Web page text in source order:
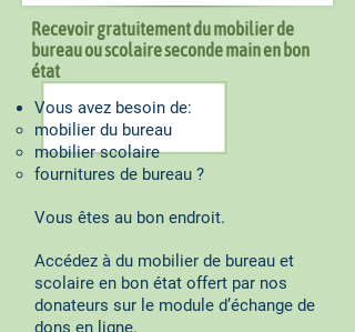
Recevoir gratuitement du mobilier de
bureau ou scolaire seconde main en bon
état
Vous avez besoin de:
mobilier du bureau
mobilier scolaire
fournitures de bureau ?
Vous êtes au bon endroit.
Accédez à du mobilier de bureau et
scolaire en bon état offert par nos
donateurs sur le module d’échange de
dons en ligne.